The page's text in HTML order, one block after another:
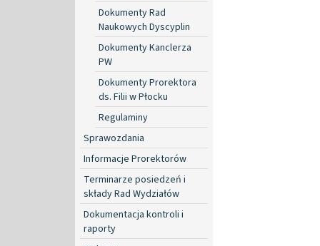
Dokumenty Rad
Naukowych Dyscyplin
Dokumenty Kanclerza
PW
Dokumenty Prorektora
ds. Filii w Płocku
Regulaminy
Sprawozdania
Informacje Prorektorów
Terminarze posiedzeń i
składy Rad Wydziałów
Dokumentacja kontroli i
raporty